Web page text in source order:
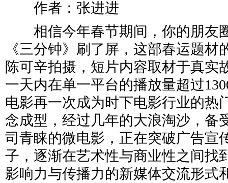
作者：张进进
相信今年春节期间，你的朋友
《三分钟》刷了屏，这部春运题材
陈可辛拍摄，短片内容取材于真实
一天内在单一平台的播放量超过
电影再一次成为时下电影行业的热
念成型，经过几年的大浪淘沙，备
司青睐的微电影，正在突破广告宣
子，逐渐在艺术性与商业性之间找
影响力与传播力的新媒体交流形式